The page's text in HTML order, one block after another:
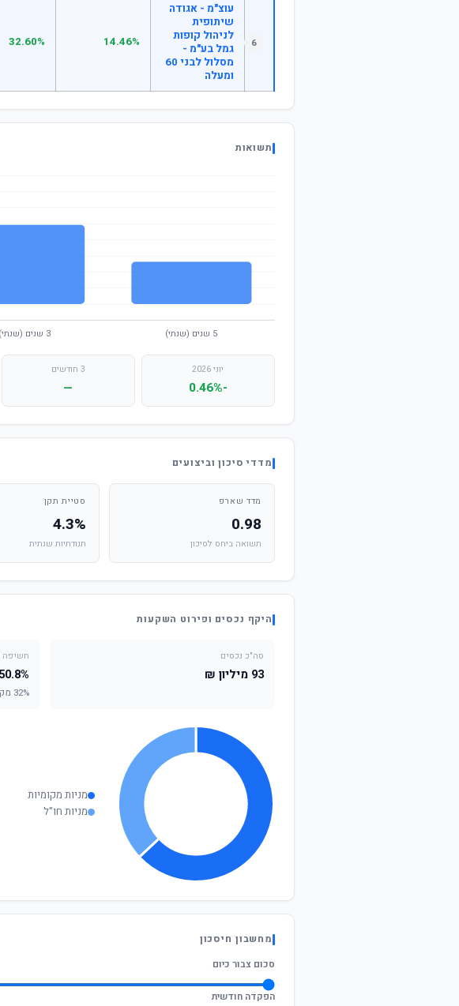
6
עוצ"מ - אגודה
שיתופית
לניהול קופות
גמל בע"מ -
מסלול לבני 60
ומעלה
14.46%
32.60%
תשואות
יוני 2026
-0.46%
3 חודשים
—
מדדי סיכון וביצועים
מדד שארפ
0.98
תשואה ביחס לסיכון
סטיית תקן
4.3%
תנודתיות שנתית
היקף נכסים ופירוט השקעות
סה"כ נכסים
93 מיליון ₪
חשיפה
50.8%
32% מקומי + 18.8% חו"ל
מניות מקומיות
מניות חו"ל
מחשבון חיסכון
סכום צבור כיום
הפקדה חודשית